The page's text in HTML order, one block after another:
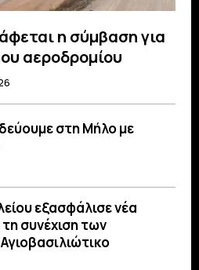
η σύμβαση για
αεροδρομίου
στη Μήλο με
εξασφάλισε νέα
συνέχιση των